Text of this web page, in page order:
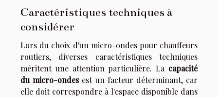
Caractéristiques techniques à
considérer
Lors du choix d'un micro-ondes pour chauffeurs
routiers, diverses caractéristiques techniques
méritent une attention particulière. La capacité
du micro-ondesest un facteur déterminant, car
elle doit correspondre à l'espace disponible dans